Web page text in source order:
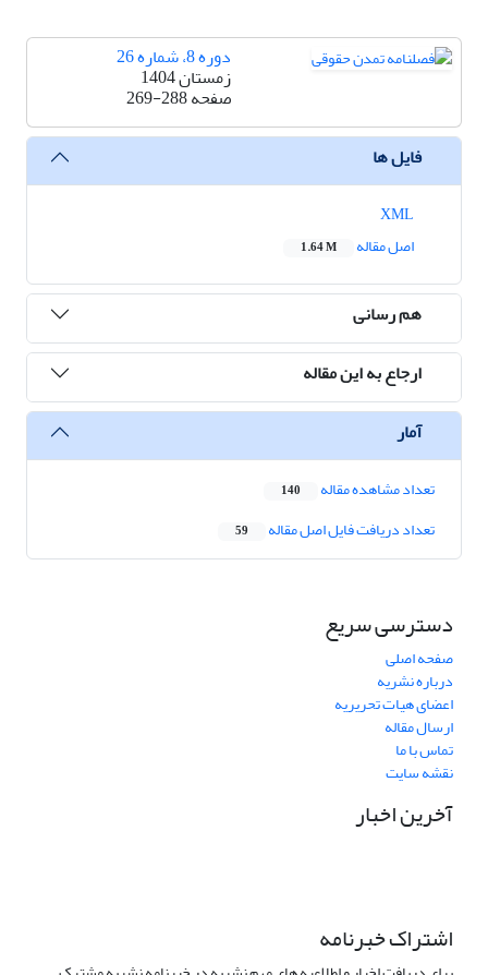
دوره 8، شماره 26
زمستان 1404
صفحه269-288
فایل ها
اصل مقاله
1.64 M
هم رسانی
ارجاع به این مقاله
آمار
تعداد مشاهده مقاله 140
تعداد دریافت فایل اصل مقاله 59
دسترسی سریع
صفحه اصلی
درباره نشریه
اعضای هیات تحریریه
ارسال مقاله
تماس با ما
نقشه سایت
آخرین اخبار
اشتراک خبرنامه